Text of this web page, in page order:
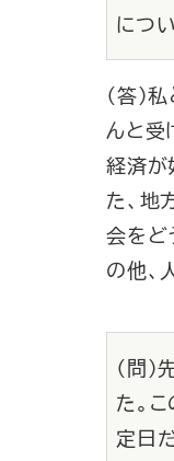
につ
（答）
んと受
経済が
た、地
会をど
の他、
（問
た。
定日